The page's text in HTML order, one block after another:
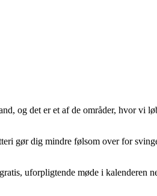
og det er et af de områder, hvor vi
gør dig mindre følsom over for
uforpligtende møde i kalenderen